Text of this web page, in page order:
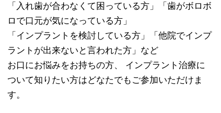
「入れ歯が合わなくて困っている方」「歯がボロボ
ロで口元が気になっている方」
「インプラントを検討している方」「他院でインプ
ラントが出来ないと言われた方」など
お口にお悩みをお持ちの方、 インプラント治療に
ついて知りたい方はどなたでもご参加いただけま
す。